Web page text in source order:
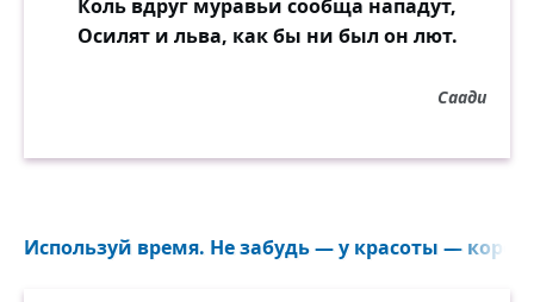
Коль вдруг муравьи сообща нападут,
Осилят и льва, как бы ни был он лют.
Саади
Используй время. Не забудь — у красоты —